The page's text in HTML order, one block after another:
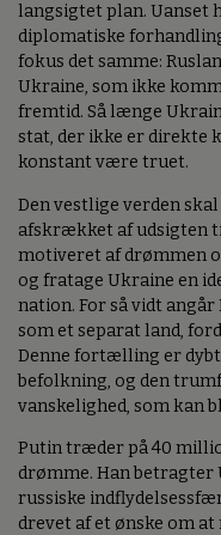
langsigtet plan. Uanset
diplomatiske
fokus det samme:
Ukraine, som ikke
fremtid. Så længe
stat, der ikke er direkte
konstant være truet.
Den vestlige verden
afskrækket af udsigten
motiveret af drømmen
og fratage Ukraine en
nation. For så vidt
som et separat land,
Denne fortælling er
befolkning, og den
vanskelighed, som kan
Putin træder på 40
drømme. Han betragter
russiske
drevet af et ønske om